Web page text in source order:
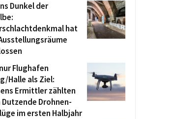
Dunkel der
hat
Flughafen
Halle als Ziel:
Ermittler zählten
Drohnen-
im ersten Halbjahr